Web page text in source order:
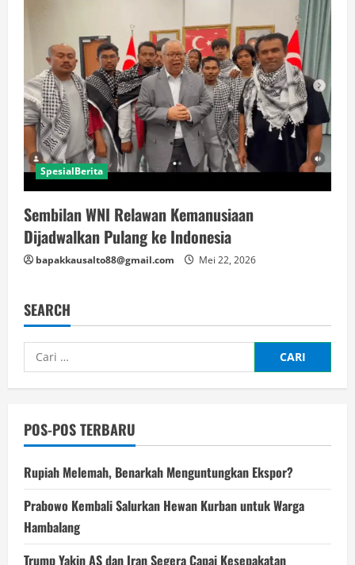
SpesialBerita
Sembilan WNI Relawan Kemanusiaan
Dijadwalkan Pulang ke Indonesia
bapakkausalto88@gmail.com Mei 22, 2026
SEARCH
Cari
untuk:
POS-POS TERBARU
Rupiah Melemah, Benarkah Menguntungkan Ekspor?
Prabowo Kembali Salurkan Hewan Kurban untuk Warga
Hambalang
Trump Yakin AS dan Iran Segera Capai Kesepakatan